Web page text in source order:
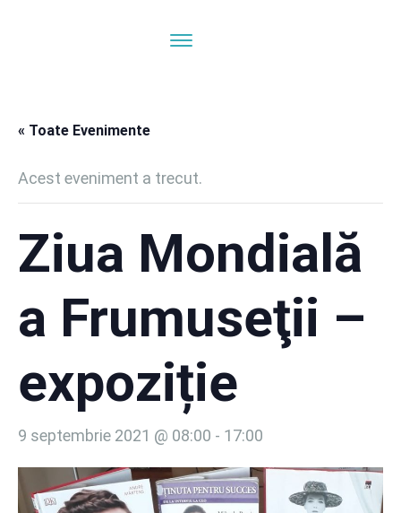
« Toate Evenimente
Acest eveniment a trecut.
Ziua Mondială
a Frumuseţii –
expoziție
9 septembrie 2021 @ 08:00 - 17:00